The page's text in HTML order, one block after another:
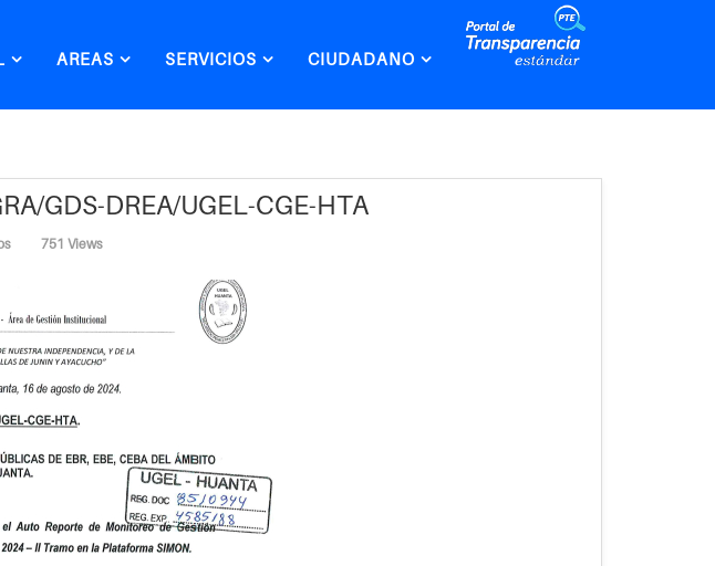
AREAS SERVICIOS CIUDADANO
GDS-DREA/UGEL-CGE-HTA
751 Views